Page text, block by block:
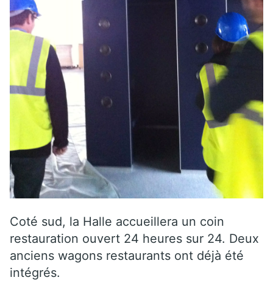
Coté sud, la Halle accueillera un coin
restauration ouvert 24 heures sur 24. Deux
anciens wagons restaurants ont déjà été
intégrés.